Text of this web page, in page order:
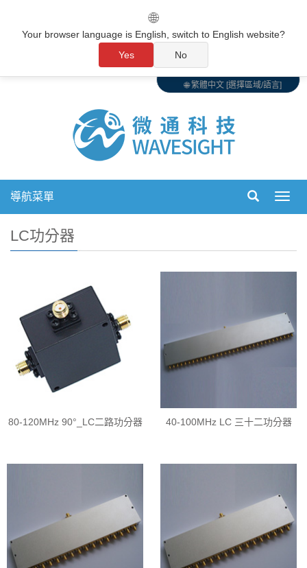
🌐 繁體中文 [選擇區域/語言]
切
導航菜單
LC功分器
80-120MHz 90°_LC二路功分器 40-100MHz LC 三十二功分器
🌐
Your browser language is English, switch to English website?
Yes
No